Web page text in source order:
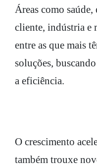
Áreas como
cliente, indústria e
entre as que mais
soluções,
a eficiência.
O crescimento
também trouxe